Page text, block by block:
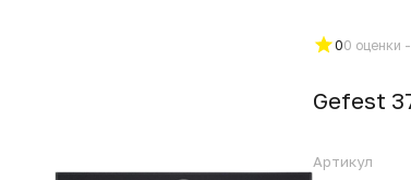
00 оценки
Gefest
Артикул